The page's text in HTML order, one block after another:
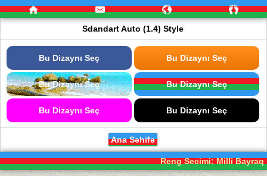
Sdandart Auto (1.4) Style
Bu Dizaynı Seç Bu Dizaynı Seç
Bu Dizaynı Seç Bu Dizaynı Seç
Bu Dizaynı Seç Bu Dizaynı Seç
Ana Səhifə
Reng Secimi: Milli Bayraq